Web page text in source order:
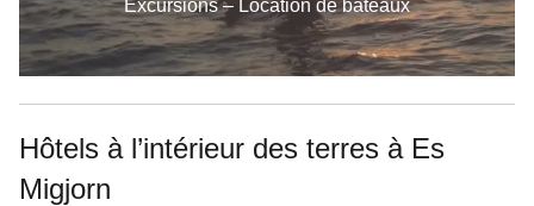
Excursions – Location de bateaux
Hôtels à l’intérieur des terres à Es
Migjorn